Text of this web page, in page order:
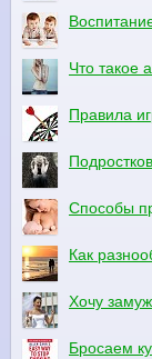
Что такое
Правила
Способы
Как
Хочу замуж
Бросаем